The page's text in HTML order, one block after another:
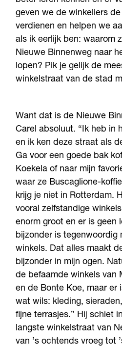
geven we de winkeliers
verdienen en helpen we
als ik eerlijk ben: waarom
Nieuwe Binnenweg naar
lopen? Pik je gelijk de
winkelstraat van de stad
Want dat is de Nieuwe
Carel absoluut. “Ik heb in
en ik ken deze straat als
Ga voor een goede bak
Koekela of naar mijn
waar ze Buscaglione-
krijg je niet in Rotterdam.
vooral zelfstandige
enorm groot en er is geen
bijzonder is tegenwoordig
winkels. Dat alles maakt
bijzonder in mijn ogen.
de befaamde winkels van
en de Bonte Koe, maar er
wat wils: kleding,
fijne terrasjes.” Hij schiet
langste winkelstraat van
van ’s ochtends vroeg tot